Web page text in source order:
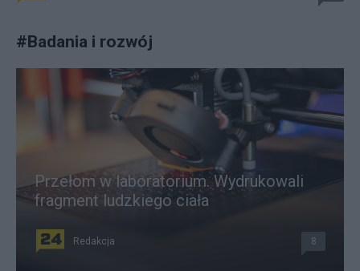
#Badania i rozwój
Przełom w laboratorium. Wydrukowali
fragment ludzkiego ciała
Redakcja 8